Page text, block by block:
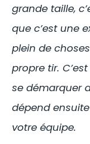
grande taille,
que c’est une
plein de
propre tir.
se démarquer
dépend
votre équipe.